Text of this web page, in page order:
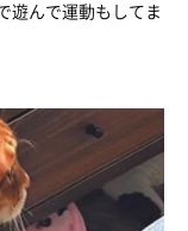
んで運動もしてま